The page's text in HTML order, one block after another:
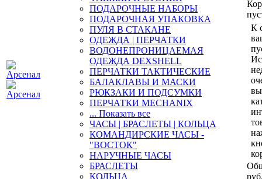
ПОДАРОЧНЫЕ НАБОРЫ
ПОДАРОЧНАЯ УПАКОВКА
ПУЛЯ В СТАКАНЕ
ОДЕЖДА | ПЕРЧАТКИ
ВОДОНЕПРОНИЦАЕМАЯ
ОДЕЖДА DEXSHELL
ПЕРЧАТКИ ТАКТИЧЕСКИЕ
БАЛАКЛАВЫ И МАСКИ
РЮКЗАКИ И ПОДСУМКИ
ПЕРЧАТКИ MECHANIX
... Показать все
ЧАСЫ | БРАСЛЕТЫ | КОЛЬЦА
КОМАНДИРСКИЕ ЧАСЫ -
"ВОСТОК"
НАРУЧНЫЕ ЧАСЫ
БРАСЛЕТЫ
КОЛЬЦА
К